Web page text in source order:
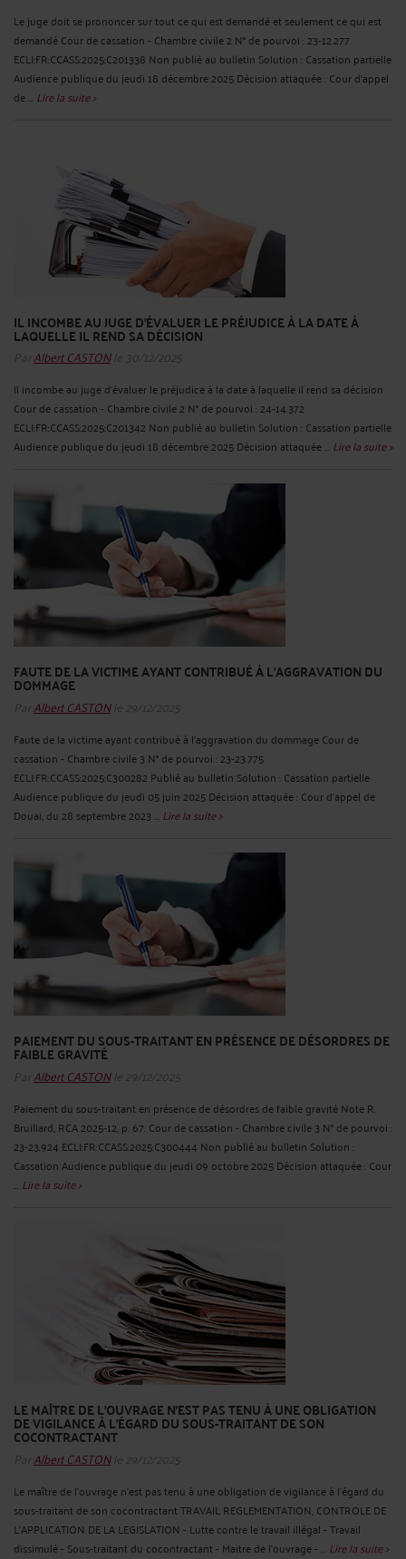
Le juge doit se prononcer sur tout ce qui est demandé et seulement ce qui est
demandé Cour de cassation - Chambre civile 2 N° de pourvoi : 23-12.277
ECLI:FR:CCASS:2025:C201338 Non publié au bulletin Solution : Cassation partielle
Audience publique du jeudi 18 décembre 2025 Décision attaquée : Cour d'appel
de ... Lire la suite >
IL INCOMBE AU JUGE D'ÉVALUER LE PRÉJUDICE À LA DATE À
LAQUELLE IL REND SA DÉCISION
ParAlbert CASTONle 30/12/2025
Il incombe au juge d'évaluer le préjudice à la date à laquelle il rend sa décision
Cour de cassation - Chambre civile 2 N° de pourvoi : 24-14.372
ECLI:FR:CCASS:2025:C201342 Non publié au bulletin Solution : Cassation partielle
Audience publique du jeudi 18 décembre 2025 Décision attaquée ... Lire la suite >
FAUTE DE LA VICTIME AYANT CONTRIBUÉ À L'AGGRAVATION DU
DOMMAGE
ParAlbert CASTONle 29/12/2025
Faute de la victime ayant contribué à l'aggravation du dommage Cour de
cassation - Chambre civile 3 N° de pourvoi : 23-23.775
ECLI:FR:CCASS:2025:C300282 Publié au bulletin Solution : Cassation partielle
Audience publique du jeudi 05 juin 2025 Décision attaquée : Cour d'appel de
Douai, du 28 septembre 2023 ... Lire la suite >
PAIEMENT DU SOUS-TRAITANT EN PRÉSENCE DE DÉSORDRES DE
FAIBLE GRAVITÉ
ParAlbert CASTONle 29/12/2025
Paiement du sous-traitant en présence de désordres de faible gravité Note R.
Bruillard, RCA 2025-12, p. 67. Cour de cassation - Chambre civile 3 N° de pourvoi :
23-23.924 ECLI:FR:CCASS:2025:C300444 Non publié au bulletin Solution :
Cassation Audience publique du jeudi 09 octobre 2025 Décision attaquée : Cour
... Lire la suite >
LE MAÎTRE DE L'OUVRAGE N'EST PAS TENU À UNE OBLIGATION
DE VIGILANCE À L'ÉGARD DU SOUS-TRAITANT DE SON
COCONTRACTANT
ParAlbert CASTONle 29/12/2025
Le maître de l'ouvrage n'est pas tenu à une obligation de vigilance à l'égard du
sous-traitant de son cocontractant TRAVAIL REGLEMENTATION, CONTROLE DE
L'APPLICATION DE LA LEGISLATION - Lutte contre le travail illégal - Travail
dissimulé - Sous-traitant du cocontractant - Maitre de l'ouvrage - ... Lire la suite >